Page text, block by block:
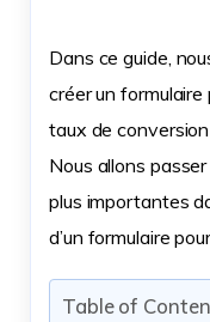
Dans ce guide,
créer un
taux de
Nous allons
plus importantes
d’un formulaire
Table of